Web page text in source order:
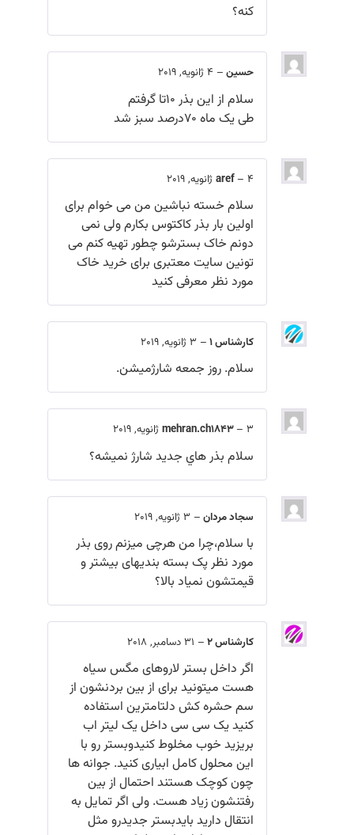
حسین–4 ژانویه, 2019
سلام از این بذر ۱۰تا گرفتم
طی یک ماه ۷۰درصد سبز شد
aref
سلام خسته نباشین من می خوام برای
اولین بار بذر کاکتوس بکارم ولی نمی
دونم خاک بسترشو چطور تهیه کنم می
تونین سایت معتبری برای خرید خاک
مورد نظر معرفی کنید
کارشناس 1 –3 ژانویه, 2019
سلام. روز جمعه شارژمیشن.
mehran.ch1843
سلام بذر هاي جدید شارژ نميشه؟
سجاد مردان–3 ژانویه, 2019
با سلام،چرا من هرچی میزنم روی بذر
مورد نظر پک بسته بندیهای بیشتر و
قیمتشون نمیاد بالا؟
کارشناس 2 –31 دسامبر, 2018
اگر داخل بستر لاروهای مگس سیاه
هست میتونید برای از بین بردنشون از
سم حشره کش دلتامترین استفاده
کنید یک سی سی داخل یک لیتر اب
بریزید خوب مخلوط کنیدوبستر رو با
این محلول کامل ابیاری کنید. جوانه ها
چون کوچک هستند احتمال از بین
رفتنشون زیاد هست. ولی اگر تمایل به
انتقال دارید بایدبستر جدیدرو مثل